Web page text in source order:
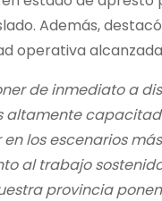
Además,
operativa
de inmediato a
altamente
los escenarios
al trabajo
provincia